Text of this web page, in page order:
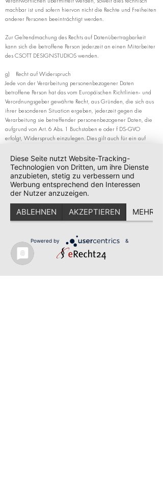
machbar ist und sofern hiervon nicht die Rechte und Freiheiten
anderer Personen beeinträchtigt werden.
Zur Geltendmachung des Rechts auf Datenübertragbarkeit
kann sich die betroffene Person jederzeit an einen Mitarbeiter
des CSOTT DESIGNSTUDIOS wenden.
g) Recht auf Widerspruch
Jede von der Verarbeitung personenbezogener Daten
betroffene Person hat das vom Europäischen Richtlinien- und
Verordnungsgeber gewährte Recht, aus Gründen, die sich aus
ihrer besonderen Situation ergeben, jederzeit gegen die
Verarbeitung sie betreffender personenbezogener Daten, die
aufgrund von Art. 6 Abs. 1 Buchstaben e oder f DS-GVO
erfolgt, Widerspruch einzulegen. Dies gilt auch für ein auf
Das CSOTT DESIGNSTUDIO verarbeitet die
personenbezogenen Daten im Falle des Widerspruchs nicht
mehr, es sei denn, wir können zwingende schutzwürdige
Gründe für die Verarbeitung nachweisen, die den Interessen,
Rechten und Freiheiten der betroffenen Person überwiegen,
oder die Verarbeitung dient der Geltendmachung, Ausübung
oder Verteidigung von Rechtsansprüchen.
Verarbeitet das CSOTT DESIGNSTUDIO personenbezogene
Daten, um Direktwerbung zu betreiben, so hat die betroffene
Person das Recht, jederzeit Widerspruch gegen die
Verarbeitung der personenbezogenen Daten zum Zwecke
derartiger Werbung einzulegen. Dies gilt auch für das Profiling,
Diese Seite nutzt Website-Tracking-
Technologien von Dritten, um ihre Dienste
anzubieten, stetig zu verbessern und
Werbung entsprechend den Interessen
der Nutzer anzuzeigen.
ABLEHNEN AKZEPTIEREN MEHR
Powered by &